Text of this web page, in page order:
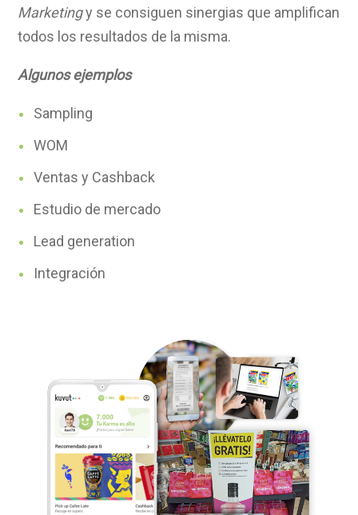
Marketingy se consiguen sinergias que amplifican
todos los resultados de la misma.
Algunos ejemplos
Sampling
WOM
Ventas y Cashback
Estudio de mercado
Lead generation
Integración